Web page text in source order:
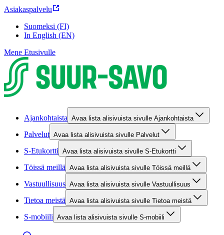
Asiakaspalvelu
Suomeksi (FI)
In English (EN)
Mene Etusivulle
Ajankohtaista Avaa lista alisivuista sivulle Ajankohtaista
Palvelut Avaa lista alisivuista sivulle Palvelut
S-Etukortti Avaa lista alisivuista sivulle S-Etukortti
Töissä meillä Avaa lista alisivuista sivulle Töissä meillä
Vastuullisuus Avaa lista alisivuista sivulle Vastuullisuus
Tietoa meistä Avaa lista alisivuista sivulle Tietoa meistä
S-mobiili Avaa lista alisivuista sivulle S-mobiili